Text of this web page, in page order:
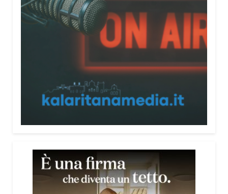
Condividi:
X WhatsApp
E-mail Stampa